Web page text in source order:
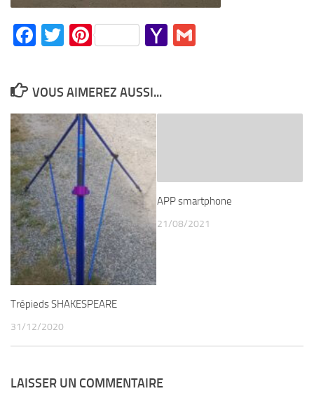
Facebook
TwitterPinterestYahoo
VOUS AIMEREZ AUSSI...
Trépieds SHAKESPEARE
31/12/2020
APP smartphone
21/08/2021
LAISSER UN COMMENTAIRE